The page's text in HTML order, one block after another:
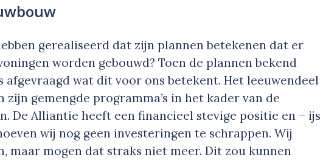
gerealiseerd dat zijn plannen betekenen dat er
worden gebouwd? Toen de plannen bekend
afgevraagd wat dit voor ons betekent. Het leeuwendeel
zijn gemengde programma’s in het kader van de
De Alliantie heeft een financieel stevige positie en – ijs
wij nog geen investeringen te schrappen. Wij
maar mogen dat straks niet meer. Dit zou kunnen